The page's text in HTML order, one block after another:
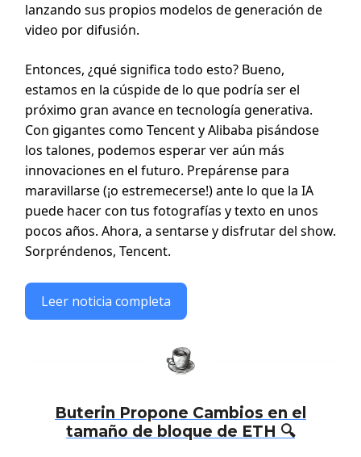
lanzando sus propios modelos de generación de
video por difusión.
Entonces, ¿qué significa todo esto? Bueno,
estamos en la cúspide de lo que podría ser el
próximo gran avance en tecnología generativa.
Con gigantes como Tencent y Alibaba pisándose
los talones, podemos esperar ver aún más
innovaciones en el futuro. Prepárense para
maravillarse (¡o estremecerse!) ante lo que la IA
puede hacer con tus fotografías y texto en unos
pocos años. Ahora, a sentarse y disfrutar del show.
Sorpréndenos, Tencent.
Leer noticia completa
Buterin Propone Cambios en el
tamaño de bloque de ETH 🔍